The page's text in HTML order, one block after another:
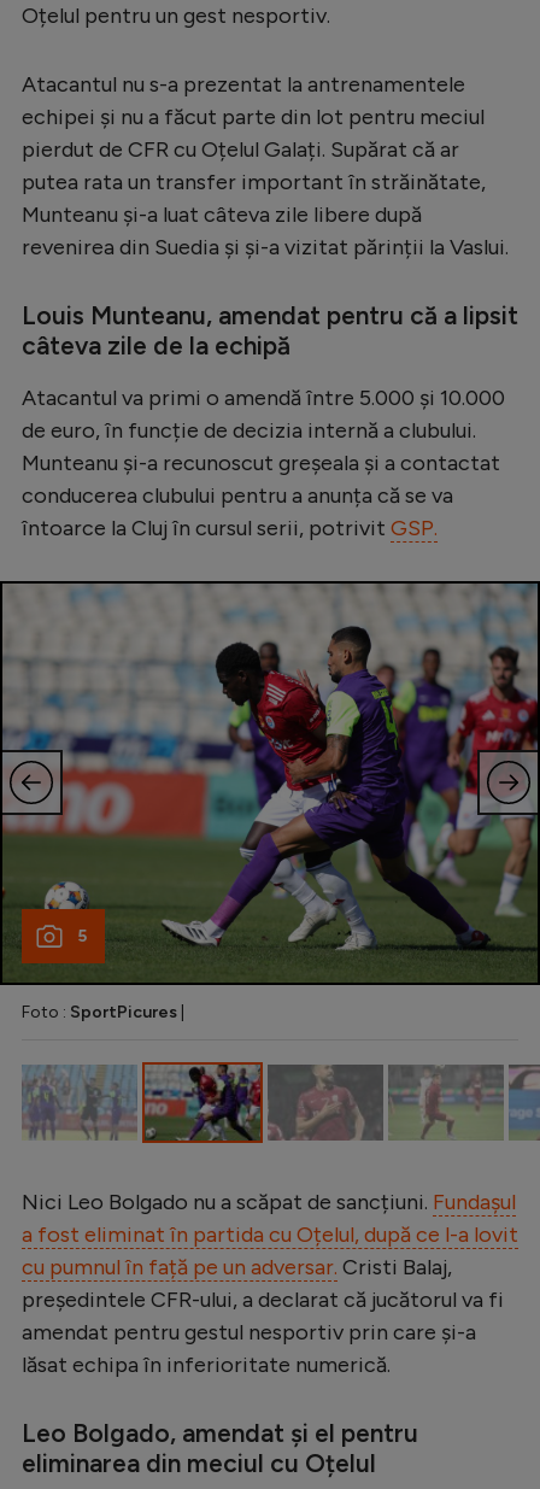
Starurile fotbalului
Stranieri
Clasamente
Handbal
Formula 1
Gimnastică
Auto
Rugby
Ciclism
Alte sporturi
JO 2024
JO 2026
Intră în cont
Creează cont
Oțelul pentru un gest nesportiv.
Atacantul nu s-a prezentat la antrenamentele
echipei și nu a făcut parte din lot pentru meciul
pierdut de CFR cu Oțelul Galați. Supărat că ar
putea rata un transfer important în străinătate,
Munteanu și-a luat câteva zile libere după
revenirea din Suedia și și-a vizitat părinții la Vaslui.
Louis Munteanu, amendat pentru că a lipsit
câteva zile de la echipă
Atacantul va primi o amendă între 5.000 și 10.000
de euro, în funcție de decizia internă a clubului.
Munteanu și-a recunoscut greșeala și a contactat
conducerea clubului pentru a anunța că se va
întoarce la Cluj în cursul serii, potrivit GSP.
5
Foto : SportPicures
Nici Leo Bolgado nu a scăpat de sancțiuni. Fundașul
a fost eliminat în partida cu Oțelul, după ce l-a lovit
cu pumnul în față pe un adversar. Cristi Balaj,
președintele CFR-ului, a declarat că jucătorul va fi
amendat pentru gestul nesportiv prin care și-a
lăsat echipa în inferioritate numerică.
Leo Bolgado, amendat și el pentru
eliminarea din meciul cu Oțelul